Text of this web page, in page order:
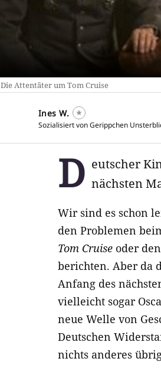
Die Attentäter um Tom Cruise
Ines W.
Sozialisiert von Gerippchen
D eutscher
nächsten
Wir sind es schon
den Problemen
Tom Cruise oder
berichten. Aber da
Anfang des
vielleicht sogar
neue Welle von
Deutschen
nichts anderes